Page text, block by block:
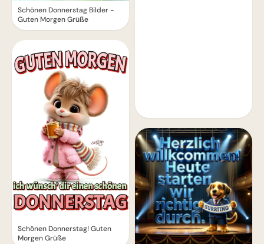
Schönen Donnerstag Bilder -
Guten Morgen Grüße
Schönen Donnerstag! Guten
Morgen Grüße